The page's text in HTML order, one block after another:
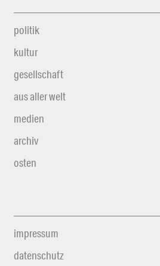
politik
kultur
gesellschaft
aus aller welt
medien
archiv
osten
impressum
datenschutz